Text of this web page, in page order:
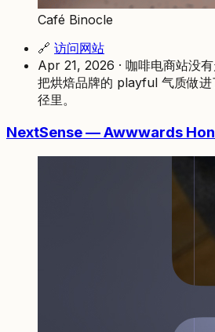
Café Binocle
🔗 访问网站
Apr 21, 2026 · 咖啡电商站没
把烘焙品牌的 playful 气质做进
径里。
NextSense — Awwwards